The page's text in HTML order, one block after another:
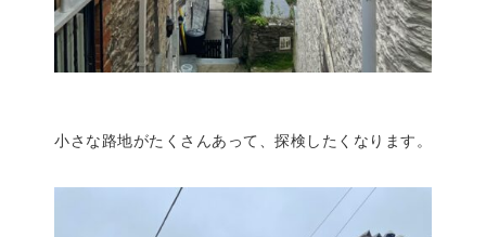
小さな路地がたくさんあって、探検したくなります。